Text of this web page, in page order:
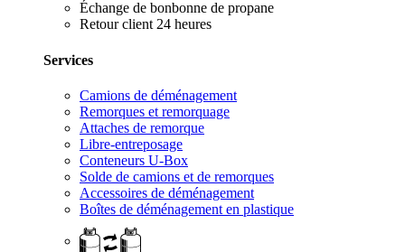
Échange de bonbonne de propane
Retour client 24 heures
Services
Camions de déménagement
Remorques et remorquage
Attaches de remorque
Libre-entreposage
Conteneurs U-Box
Solde de camions et de remorques
Accessoires de déménagement
Boîtes de déménagement en plastique